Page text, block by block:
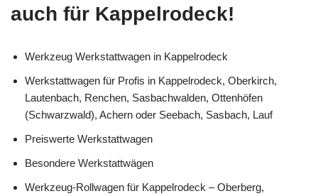
auch für Kappelrodeck!
Werkzeug Werkstattwagen in Kappelrodeck
Werkstattwagen für Profis in Kappelrodeck, Oberkirch,
Lautenbach, Renchen, Sasbachwalden, Ottenhöfen
(Schwarzwald), Achern oder Seebach, Sasbach, Lauf
Preiswerte Werkstattwagen
Besondere Werkstattwägen
Werkzeug-Rollwagen für Kappelrodeck – Oberberg,